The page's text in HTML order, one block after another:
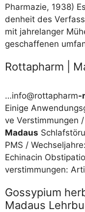
Phar­ma­zie, 1938)
den­heit des
mit jah­re­lan­ger
geschaf­fe­nen
Rottapharm |
…info@rottapharm-
Eini­ge
ve Ver­stim­mun­gen
Mad­aus
PMS /​​
Echinacin
ver­stim­mun­gen:
Gossypium
Madaus